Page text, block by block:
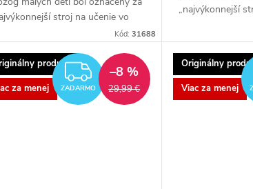
stroj na učenie vo
Takmer okamžite poKód: 31688
„najvýkonnejší
príchode na
sa...
produkt
za menej
ZADARMO
ZADARMO 29,99 €
–8 %
Originálny
Viac za menej